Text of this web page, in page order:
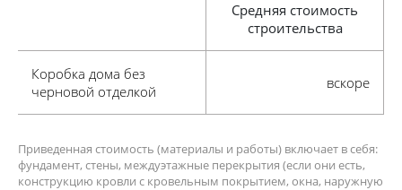
Средняя стоимость
строительства
коробка дома без
черновой отделкой
вскоре
Приведенная стоимость (материалы и работы) включает в себя:
фундамент, стены, междуэтажные перекрытия (если они есть,
конструкцию кровли с кровельным покрытием, окна, наружную